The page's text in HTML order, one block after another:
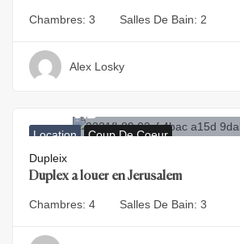
Chambres: 3 Salles De Bain: 2
Alex Losky
Location Coup De Coeur
22.000₪
Dupleix
Duplex a louer en Jerusalem
Chambres: 4 Salles De Bain: 3